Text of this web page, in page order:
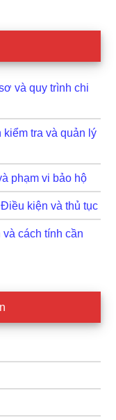
và quy trình chi
kiểm tra và quản lý
phạm vi bảo hộ
kiện và thủ tục
cách tính cần